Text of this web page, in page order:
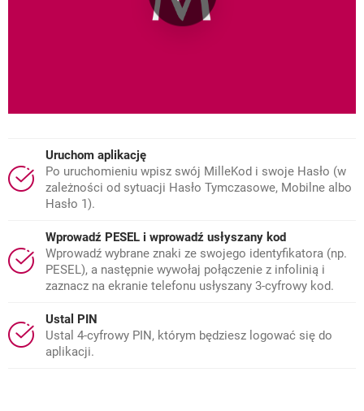
Uruchom aplikację
Po uruchomieniu wpisz swój MilleKod i swoje Hasło (w
zależności od sytuacji Hasło Tymczasowe, Mobilne albo
Hasło 1).
Wprowadź PESEL i wprowadź usłyszany kod
Wprowadź wybrane znaki ze swojego identyfikatora (np.
PESEL), a następnie wywołaj połączenie z infolinią i
zaznacz na ekranie telefonu usłyszany 3-cyfrowy kod.
Ustal PIN
Ustal 4-cyfrowy PIN, którym będziesz logować się do
aplikacji.